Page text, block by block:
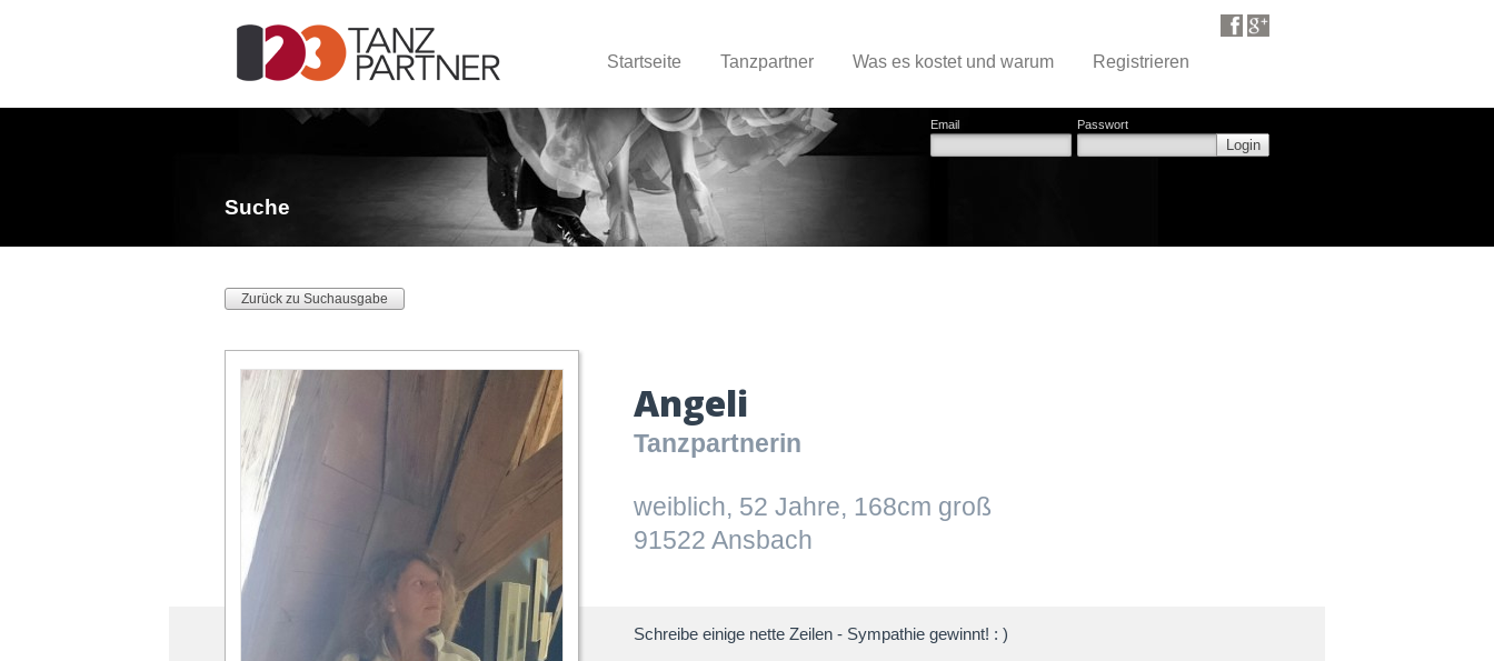
Startseite Tanzpartner Was es kostet und warum Registrieren
Email Passwort
Login
Suche
Zurück zu Suchausgabe
Angeli
Tanzpartnerin
weiblich, 52 Jahre, 168cm groß
91522 Ansbach
Schreibe einige nette Zeilen - Sympathie gewinnt! : )